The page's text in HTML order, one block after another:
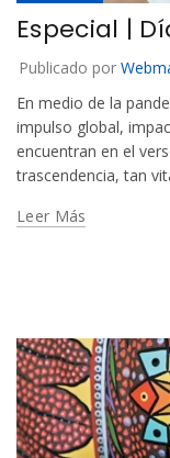
Especial |
Publicado por
En medio de la
impulso global,
encuentran en el
trascendencia, tan
Leer Más